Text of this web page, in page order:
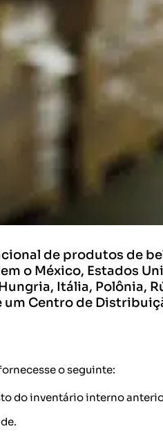
de produtos de
o México, Estados
Itália, Polônia,
Centro de
o seguinte:
do inventário interno